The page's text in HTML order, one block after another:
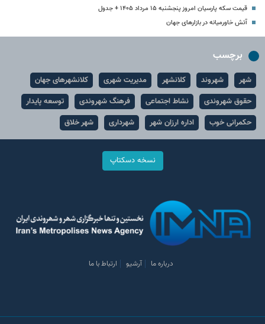
قیمت سکه پارسیان امروز پنجشنبه ۱۵ مرداد ۱۴۰۵ + جدول
آتش خاورمیانه در بازارهای جهان
برچسب
شهر شهروند کلانشهر مدیریت شهری
کلانشهرهای جهان
حقوق شهروندی
نشاط اجتماعی فرهنگ شهروندی
توسعه پایدار
حکمرانی خوب
اداره ارزان شهر شهرداری شهر خلاق
نسخه دسکتاپ
درباره ما آرشیو ارتباط با ما